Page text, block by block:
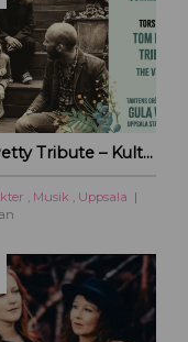
Tom Petty Tribute – Kulturoasens sommarscen 2026
Musik
Uppsala